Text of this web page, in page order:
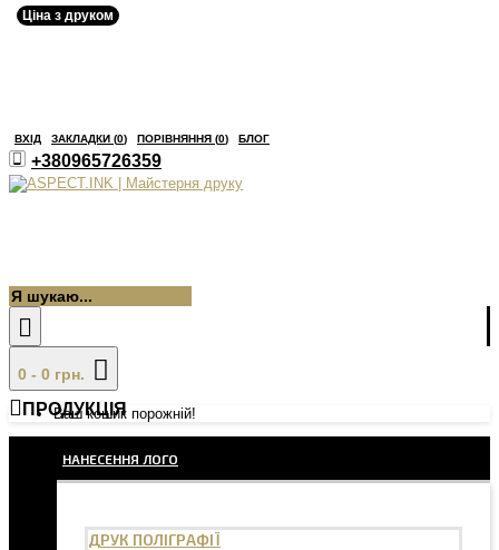
ВХІД ЗАКЛАДКИ (0) ПОРІВНЯННЯ (0) БЛОГ
+380965726359
0 - 0 грн.
Ваш кошик порожній!
ПРОДУКЦІЯ
НАНЕСЕННЯ ЛОГО
ДРУК ПОЛІГРАФІЇ
Ціна з друком